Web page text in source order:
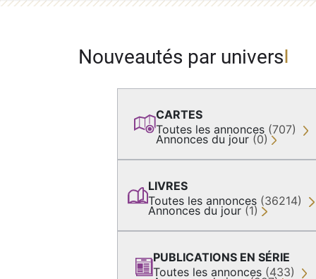
Nouveautés par univers
CARTES
Toutes les annonces (707)
Annonces du jour (0)
LIVRES
Toutes les annonces (36214)
Annonces du jour (1)
PUBLICATIONS EN SÉRIE
Toutes les annonces (433)